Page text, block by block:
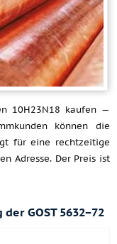
10H23N18 kaufen —
können die
für eine rechtzeitige
Adresse. Der Preis ist
GOST 5632−72